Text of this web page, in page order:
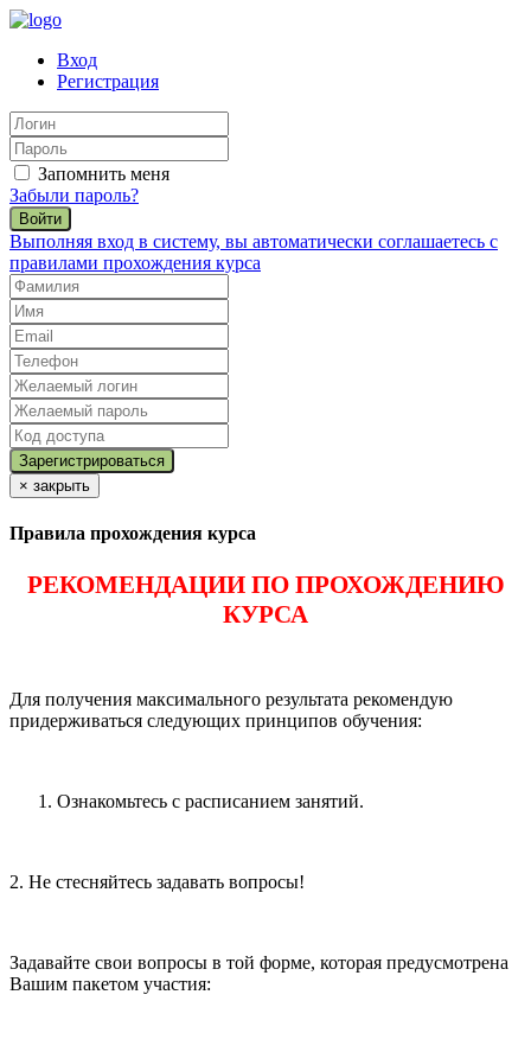
Вход
Регистрация
Запомнить меня
Забыли пароль?
Войти
Выполняя вход в систему, вы автоматически соглашаетесь с
правилами прохождения курса
× закрыть
Правила прохождения курса
РЕКОМЕНДАЦИИ ПО ПРОХОЖДЕНИЮ
КУРСА
Для получения максимального результата рекомендую
придерживаться следующих принципов обучения:
Ознакомьтесь с расписанием занятий.
2. Не стесняйтесь задавать вопросы!
Задавайте свои вопросы в той форме, которая предусмотрена
Вашим пакетом участия: